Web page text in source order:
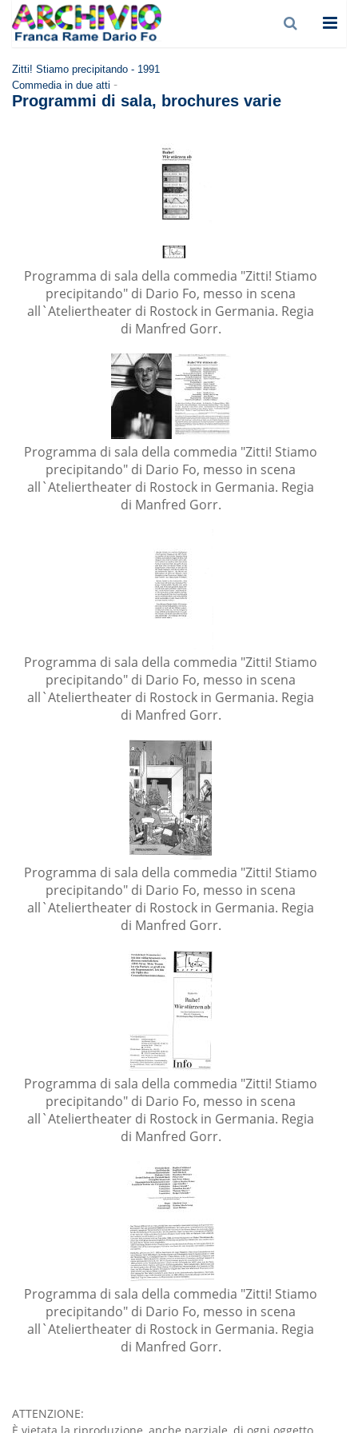
Zitti! Stiamo precipitando - 1991
Commedia in due atti -
Programmi di sala, brochures varie
Programma di sala della commedia "Zitti! Stiamo
precipitando" di Dario Fo, messo in scena
all`Ateliertheater di Rostock in Germania. Regia
di Manfred Gorr.
Programma di sala della commedia "Zitti! Stiamo
precipitando" di Dario Fo, messo in scena
all`Ateliertheater di Rostock in Germania. Regia
di Manfred Gorr.
Programma di sala della commedia "Zitti! Stiamo
precipitando" di Dario Fo, messo in scena
all`Ateliertheater di Rostock in Germania. Regia
di Manfred Gorr.
Programma di sala della commedia "Zitti! Stiamo
precipitando" di Dario Fo, messo in scena
all`Ateliertheater di Rostock in Germania. Regia
di Manfred Gorr.
Programma di sala della commedia "Zitti! Stiamo
precipitando" di Dario Fo, messo in scena
all`Ateliertheater di Rostock in Germania. Regia
di Manfred Gorr.
Programma di sala della commedia "Zitti! Stiamo
precipitando" di Dario Fo, messo in scena
all`Ateliertheater di Rostock in Germania. Regia
di Manfred Gorr.
ATTENZIONE: